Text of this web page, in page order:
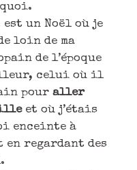
quoi.
est un Noël où je
loin de ma
de l’époque
celui où il
pour aller
et où j’étais
enceinte à
en regardant des